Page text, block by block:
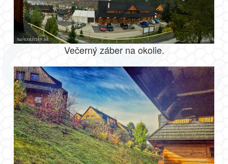
Večerný záber na okolie.